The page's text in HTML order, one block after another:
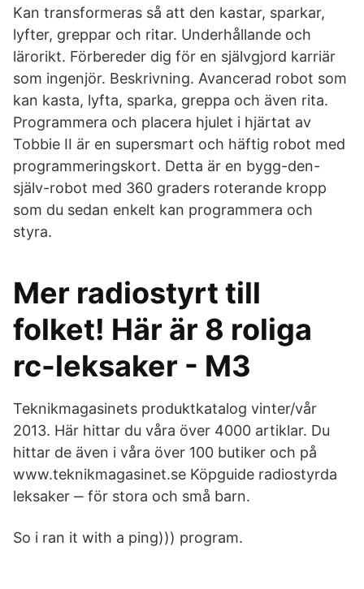
Kan transformeras så att den kastar, sparkar,
lyfter, greppar och ritar. Underhållande och
lärorikt. Förbereder dig för en självgjord karriär
som ingenjör. Beskrivning. Avancerad robot som
kan kasta, lyfta, sparka, greppa och även rita.
Programmera och placera hjulet i hjärtat av
Tobbie II är en supersmart och häftig robot med
programmeringskort. Detta är en bygg-den-
själv-robot med 360 graders roterande kropp
som du sedan enkelt kan programmera och
styra.
Mer radiostyrt till
folket! Här är 8 roliga
rc-leksaker - M3
Teknikmagasinets produktkatalog vinter/vår
2013. Här hittar du våra över 4000 artiklar. Du
hittar de även i våra över 100 butiker och på
www.teknikmagasinet.se Köpguide radiostyrda
leksaker ‒ för stora och små barn.
So i ran it with a ping))) program.